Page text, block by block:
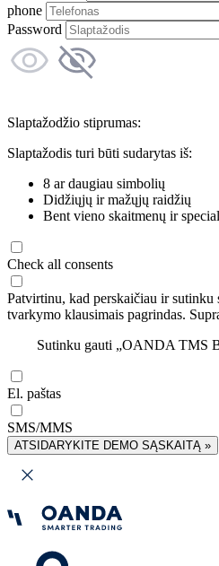
phone
Password
Slaptažodžio stiprumas:
Slaptažodis turi būti sudarytas iš:
8 ar daugiau simbolių
Didžiųjų ir mažųjų raidžių
Bent vieno skaitmenų ir
Check all consents
Patvirtinu, kad perskaičiau ir
tvarkymo klausimais pagrindas.
Sutinku gauti „OANDA TMS
El. paštas
SMS/MMS
ATSIDARYKITE DEMO SĄSKAITĄ »